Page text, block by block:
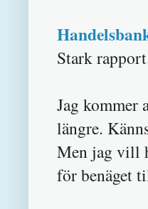
Stark
Jag kommer
längre.
Men jag vill
för benäget